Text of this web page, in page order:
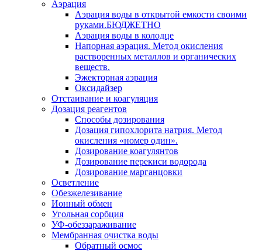
Аэрация
Аэрация воды в открытой емкости своими
руками.БЮДЖЕТНО
Аэрация воды в колодце
Напорная аэрация. Метод окисления
растворенных металлов и органических
веществ.
Эжекторная аэрация
Оксидайзер
Отстаивание и коагуляция
Дозация реагентов
Способы дозирования
Дозация гипохлорита натрия. Метод
окисления «номер один».
Дозирование коагулянтов
Дозирование перекиси водорода
Дозирование марганцовки
Осветление
Обезжелезивание
Ионный обмен
Угольная сорбция
УФ-обеззараживание
Мембранная очистка воды
Обратный осмос